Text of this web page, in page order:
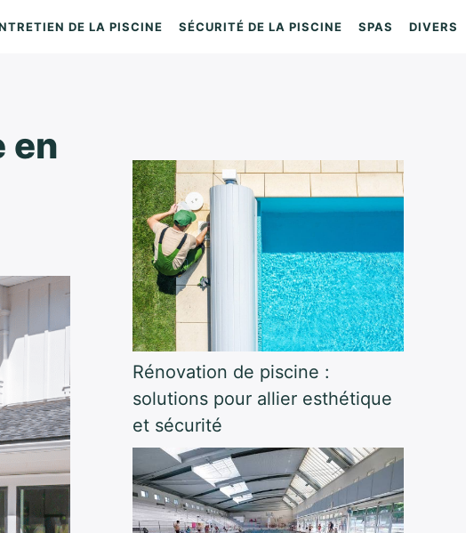
DE LA PISCINE SÉCURITÉ DE LA PISCINE SPAS DIVERS
en
Rénovation de piscine :
solutions pour allier esthétique
et sécurité